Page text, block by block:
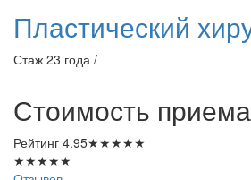
Пластический
Стаж 23 года /
Стоимость
Рейтинг 4.95★★★★★
★★★★★